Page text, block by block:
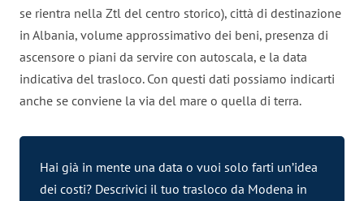
se rientra nella Ztl del centro storico), città di destinazione
in Albania, volume approssimativo dei beni, presenza di
ascensore o piani da servire con autoscala, e la data
indicativa del trasloco. Con questi dati possiamo indicarti
anche se conviene la via del mare o quella di terra.
Hai già in mente una data o vuoi solo farti un’idea
dei costi? Descrivici il tuo trasloco da Modena in